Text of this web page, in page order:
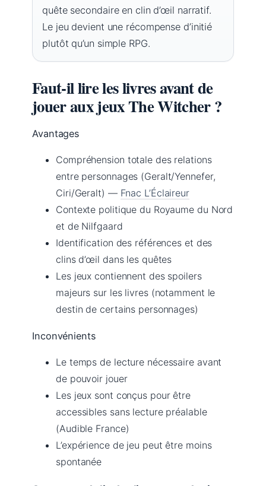
quête secondaire en clin d’œil narratif.
Le jeu devient une récompense d’initié
plutôt qu’un simple RPG.
Faut-il lire les livres avant de
jouer aux jeux The Witcher ?
Avantages
Compréhension totale des relations
entre personnages (Geralt/Yennefer,
Ciri/Geralt) — Fnac L’Éclaireur
Contexte politique du Royaume du Nord
et de Nilfgaard
Identification des références et des
clins d’œil dans les quêtes
Les jeux contiennent des spoilers
majeurs sur les livres (notamment le
destin de certains personnages)
Inconvénients
Le temps de lecture nécessaire avant
de pouvoir jouer
Les jeux sont conçus pour être
accessibles sans lecture préalable
(Audible France)
L’expérience de jeu peut être moins
spontanée